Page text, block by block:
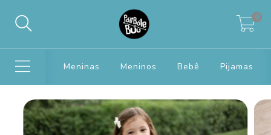
0
Meninas Meninos Bebê Pijamas